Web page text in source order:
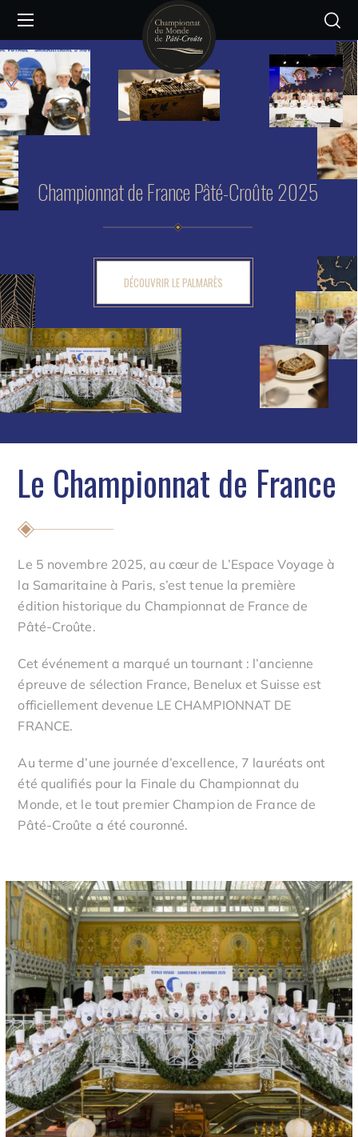
Championnat de France Pâté-Croûte 2025
DÉCOUVRIR LE PALMARÈS
Le Championnat de France
Le 5 novembre 2025, au cœur de L’Espace Voyage à
la Samaritaine à Paris, s’est tenue la première
édition historique du Championnat de France de
Pâté-Croûte.
Cet événement a marqué un tournant : l’ancienne
épreuve de sélection France, Benelux et Suisse est
officiellement devenue LE CHAMPIONNAT DE
FRANCE.
Au terme d’une journée d’excellence, 7 lauréats ont
été qualifiés pour la Finale du Championnat du
Monde, et le tout premier Champion de France de
Pâté-Croûte a été couronné.